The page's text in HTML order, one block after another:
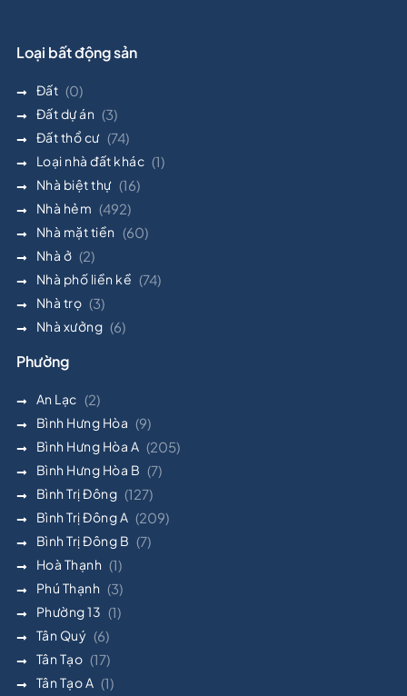
Loại bất động sản
Đất (0)
Đất dự án (3)
Đất thổ cư (74)
Loại nhà đất khác (1)
Nhà biệt thự (16)
Nhà hẻm (492)
Nhà mặt tiền (60)
Nhà ở (2)
Nhà phố liền kề (74)
Nhà trọ (3)
Nhà xưởng (6)
Phường
An Lạc (2)
Bình Hưng Hòa (9)
Bình Hưng Hòa A (205)
Bình Hưng Hòa B (7)
Bình Trị Đông (127)
Bình Trị Đông A (209)
Bình Trị Đông B (7)
Hoà Thạnh (1)
Phú Thạnh (3)
Phường 13 (1)
Tân Quý (6)
Tân Tạo (17)
Tân Tạo A (1)